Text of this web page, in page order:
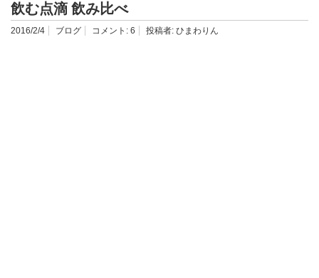
飲む点滴 飲み比べ
2016/2/4 ブログ コメント: 6 投稿者: ひまわりん